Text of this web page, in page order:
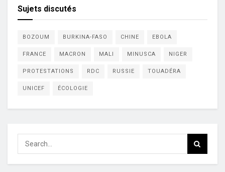
Sujets discutés
BOZOUM BURKINA-FASO CHINE EBOLA
FRANCE MACRON MALI MINUSCA NIGER
PROTESTATIONS RDC RUSSIE TOUADÉRA
UNICEF ÉCOLOGIE